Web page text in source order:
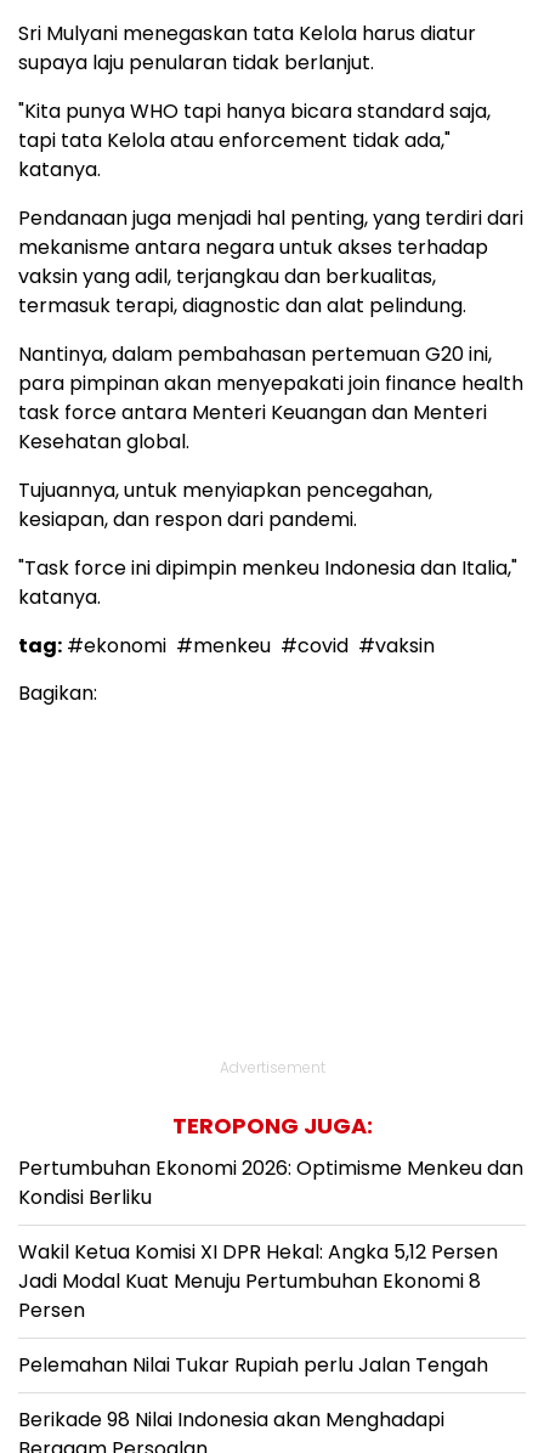
Sri Mulyani menegaskan tata Kelola harus diatur
supaya laju penularan tidak berlanjut.
"Kita punya WHO tapi hanya bicara standard saja,
tapi tata Kelola atau enforcement tidak ada,"
katanya.
Pendanaan juga menjadi hal penting, yang terdiri dari
mekanisme antara negara untuk akses terhadap
vaksin yang adil, terjangkau dan berkualitas,
termasuk terapi, diagnostic dan alat pelindung.
Nantinya, dalam pembahasan pertemuan G20 ini,
para pimpinan akan menyepakati join finance health
task force antara Menteri Keuangan dan Menteri
Kesehatan global.
Tujuannya, untuk menyiapkan pencegahan,
kesiapan, dan respon dari pandemi.
"Task force ini dipimpin menkeu Indonesia dan Italia,"
katanya.
tag: #ekonomi #menkeu #covid #vaksin
Bagikan:
Advertisement
TEROPONG JUGA:
Pertumbuhan Ekonomi 2026: Optimisme Menkeu dan
Kondisi Berliku
Wakil Ketua Komisi XI DPR Hekal: Angka 5,12 Persen
Jadi Modal Kuat Menuju Pertumbuhan Ekonomi 8
Persen
Pelemahan Nilai Tukar Rupiah perlu Jalan Tengah
Berikade 98 Nilai Indonesia akan Menghadapi